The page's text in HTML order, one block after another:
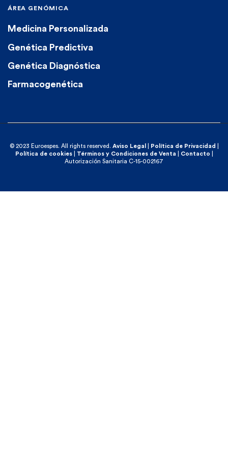
ÁREA GENÓMICA
Medicina Personalizada
Genética Predictiva
Genética Diagnóstica
Farmacogenética
© 2023 Euroespes. All rights reserved. Aviso Legal Política de Privacidad
Política de cookies| Términos y Condiciones de Venta Contacto
Autorización Sanitaria C-15-002167